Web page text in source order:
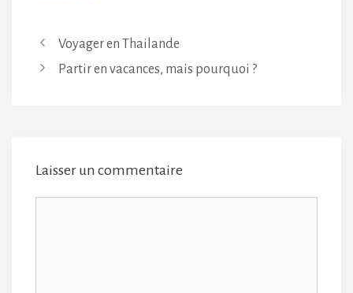
Voyager en Thailande
Partir en vacances, mais pourquoi ?
Laisser un commentaire